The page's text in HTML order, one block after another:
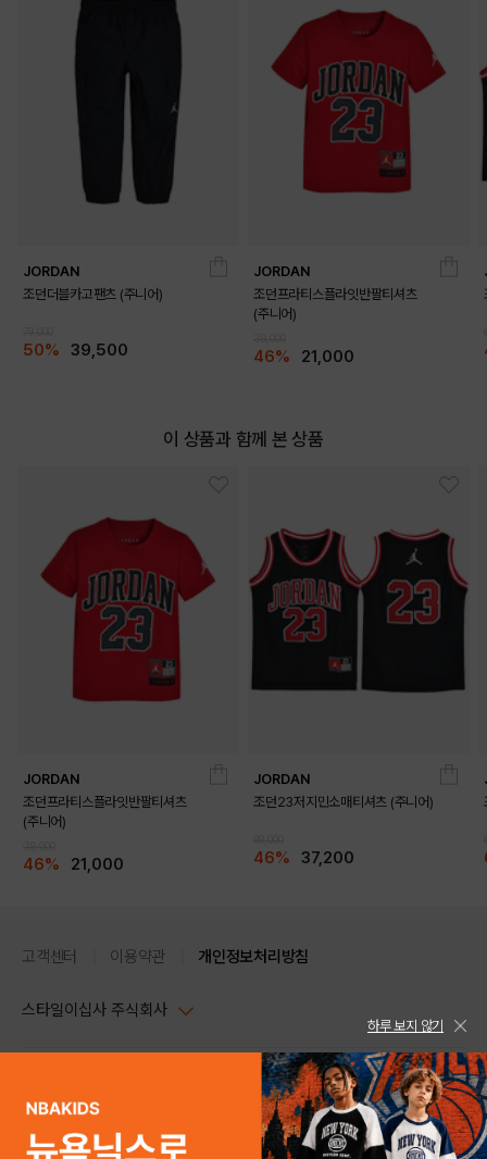
DETAILS
JORDAN
조던더블카고팬츠 (주니어)
50% 39,500
JORDAN
조던프라티스플라잇반팔티셔츠
(주니어)
46% 21,000
이 상품과 함께 본 상품
JORDAN
조던프라티스플라잇반팔티셔츠
(주니어)
46% 21,000
JORDAN
조던23저지민소매티셔츠 (주니어)
46% 37,200
고객센터 이용약관 개인정보처리방침
스타일이십사 주식회사
주소 : 서울시 강남구 논현로 633, 6층 (논현동, 한세엠케이빌딩)
사업자등록번호 : 116-81-32499
통신판매업신고번호 : 제 2024-서울강남-04239
스타일24 고객센터 1544-5336
평일 09:00~ 18:00 (토/일/공휴일 휴무)
help Email : help@style24.com
하루 보지 않기